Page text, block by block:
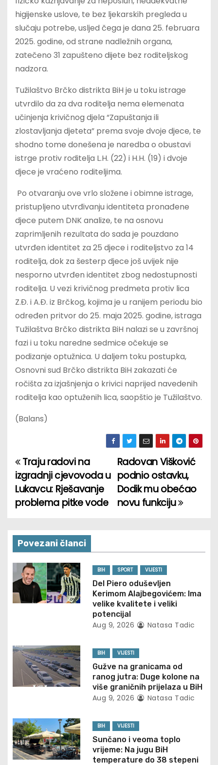
higijenske uslove, te bez ljekarskih pregleda u
slučaju potrebe, usljed čega je dana 25. februara
2025. godine, od strane nadležnih organa,
zatečeno 31 zapušteno dijete bez roditeljskog
nadzora.
Tužilaštvo Brčko distrikta BiH je u toku istrage
utvrdilo da za dva roditelja nema elemenata
učinjenja krivičnog djela “Zapuštanja ili
zlostavljanja djeteta” prema svoje dvoje djece, te
shodno tome donešena je naredba o obustavi
istrge protiv roditelja L.H. (22) i H.H. (19) i dvoje
djece je vraćeno roditeljima.
Po otvaranju ove vrlo složene i obimne istrage,
pristupljeno utvrđivanju identiteta pronađene
djece putem DNK analize, te na osnovu
zaprimljenih rezultata do sada je pouzdano
utvrđen identitet za 25 djece i roditeljstvo za 14
roditelja, dok za šesterp djece još uvijek nije
nesporno utvrđen identitet zbog nedostupnosti
roditelja. U vezi krivičnog predmeta protiv lica
Z.Đ. i A.Đ. iz Brčkog, kojima je u ranijem periodu bio
određen pritvor do 25. maja 2025. godine, istraga
Tužilaštva Brčko distrikta BiH nalazi se u završnoj
fazi i u toku naredne sedmice očekuje se
podizanje optužnica. U daljem toku postupka,
Osnovni sud Brčko distrikta BiH zakazati će
ročišta za izjašnjenja o krivici naprijed navedenih
roditelja kao optuženih lica, saopštio je Tužilaštvo.
(Balans)
P
o
s
n
a
v
i
a
t
i
n
Radovan Višković
podnio ostavku,
Dodik mu obećao
novu funkciju
Traju radovi na
izgradnji cjevovoda u
Lukavcu: Rješavanje
problema pitke vode
Povezani članci
BIH SPORT VIJESTI
Del Piero oduševljen
Kerimom Alajbegovićem: Ima
velike kvalitete i veliki
potencijal
Aug 9, 2026 Natasa Tadic
BIH VIJESTI
Gužve na granicama od
ranog jutra: Duge kolone na
više graničnih prijelaza u BiH
Aug 9, 2026 Natasa Tadic
BIH VIJESTI
Sunčano i veoma toplo
vrijeme: Na jugu BiH
temperature do 38 stepeni